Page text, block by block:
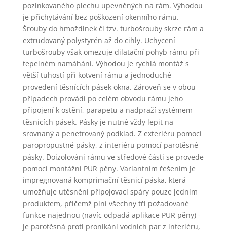
pozinkovaného plechu upevněných na rám. Výhodou
je přichytávání bez poškození okenního rámu.
Šrouby do hmoždinek či tzv. turbošrouby skrze rám a
extrudovaný polystyrén až do cihly. Uchycení
turbošrouby však omezuje dilatační pohyb rámu při
tepelném namáhání. Výhodou je rychlá montáž s
větší tuhostí při kotvení rámu a jednoduché
provedení těsnících pásek okna. Zároveň se v obou
případech provádí po celém obvodu rámu jeho
připojení k ostění, parapetu a nadpraží systémem
těsnicích pásek. Pásky je nutné vždy lepit na
srovnaný a penetrovaný podklad. Z exteriéru pomocí
paropropustné pásky, z interiéru pomocí parotěsné
pásky. Doizolování rámu ve středové části se provede
pomocí montážní PUR pěny. Variantním řešením je
impregnovaná komprimační těsnicí páska, která
umožňuje utěsnění připojovací spáry pouze jedním
produktem, přičemž plní všechny tři požadované
funkce najednou (navíc odpadá aplikace PUR pěny) -
je parotěsná proti pronikání vodních par z interiéru,